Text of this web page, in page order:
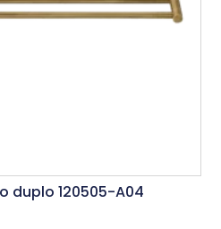
duplo 120505-A04